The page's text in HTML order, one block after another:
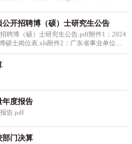
开招聘博（硕）士研究生公告
聘博（硕）士研究生公告.pdf附件1：2024
硕士岗位表.xls附件2：广东省事业单位公
年度报告
告.pdf
部门决算